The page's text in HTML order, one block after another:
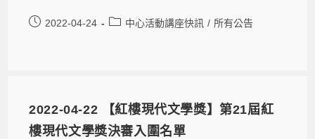
2022-04-24 中心活動講座快訊 / 所有公告
2022-04-22 【紅樓現代文學獎】第21屆紅
樓現代文學獎決審入圍名單